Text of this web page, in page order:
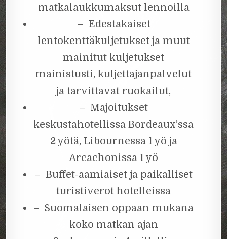
matkalaukkumaksut lennoilla
– Edestakaiset
lentokenttäkuljetukset ja muut
mainitut kuljetukset
mainistusti, kuljettajanpalvelut
ja tarvittavat ruokailut,
– Majoitukset
keskustahotellissa Bordeaux’ssa
2 yötä, Libournessa 1 yö ja
Arcachonissa 1 yö
– Buffet-aamiaiset ja paikalliset
turistiverot hotelleissa
– Suomalaisen oppaan mukana
koko matkan ajan